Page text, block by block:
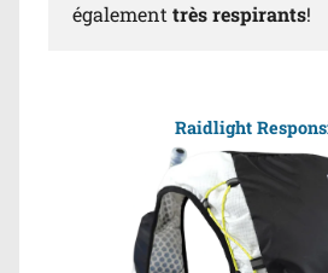
également très respirants!
Raidlight